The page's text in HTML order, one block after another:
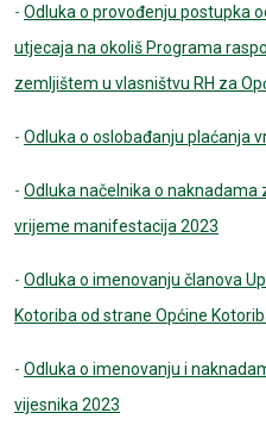
- Odluka o provođenju postupka
utjecaja na okoliš Programa
zemljištem u vlasništvu RH za
- Odluka o oslobađanju plaćanja
- Odluka načelnika o
vrijeme manifestacija 2023
- Odluka o imenovanju članova
Kotoriba od strane Općine
- Odluka o imenovanju i
vijesnika 2023